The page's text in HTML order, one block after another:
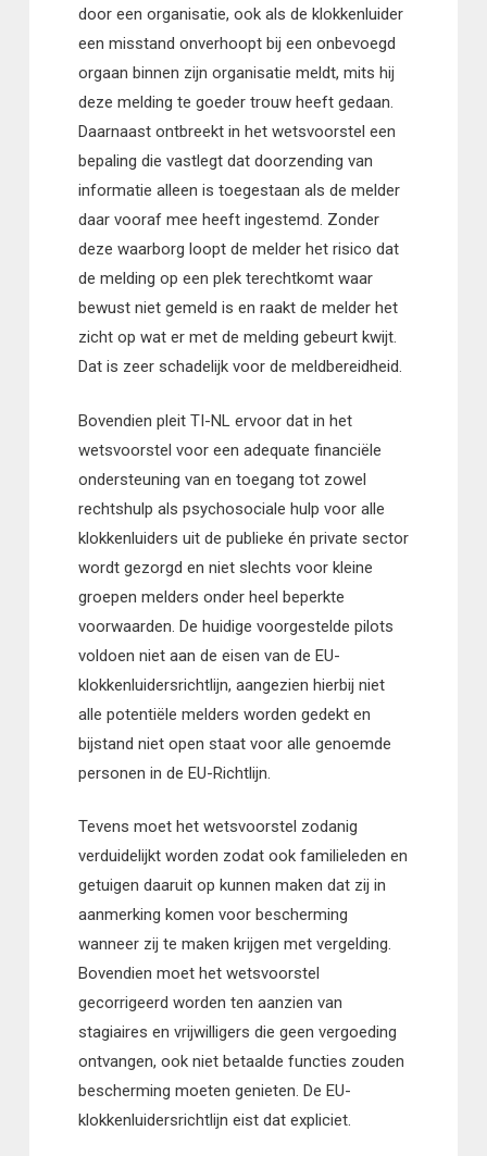
door een organisatie, ook als de klokkenluider
een misstand onverhoopt bij een onbevoegd
orgaan binnen zijn organisatie meldt, mits hij
deze melding te goeder trouw heeft gedaan.
Daarnaast ontbreekt in het wetsvoorstel een
bepaling die vastlegt dat doorzending van
informatie alleen is toegestaan als de melder
daar vooraf mee heeft ingestemd. Zonder
deze waarborg loopt de melder het risico dat
de melding op een plek terechtkomt waar
bewust niet gemeld is en raakt de melder het
zicht op wat er met de melding gebeurt kwijt.
Dat is zeer schadelijk voor de meldbereidheid.
Bovendien pleit TI-NL ervoor dat in het
wetsvoorstel voor een adequate financiële
ondersteuning van en toegang tot zowel
rechtshulp als psychosociale hulp voor alle
klokkenluiders uit de publieke én private sector
wordt gezorgd en niet slechts voor kleine
groepen melders onder heel beperkte
voorwaarden. De huidige voorgestelde pilots
voldoen niet aan de eisen van de EU-
klokkenluidersrichtlijn, aangezien hierbij niet
alle potentiële melders worden gedekt en
bijstand niet open staat voor alle genoemde
personen in de EU-Richtlijn.
Tevens moet het wetsvoorstel zodanig
verduidelijkt worden zodat ook familieleden en
getuigen daaruit op kunnen maken dat zij in
aanmerking komen voor bescherming
wanneer zij te maken krijgen met vergelding.
Bovendien moet het wetsvoorstel
gecorrigeerd worden ten aanzien van
stagiaires en vrijwilligers die geen vergoeding
ontvangen, ook niet betaalde functies zouden
bescherming moeten genieten. De EU-
klokkenluidersrichtlijn eist dat expliciet.